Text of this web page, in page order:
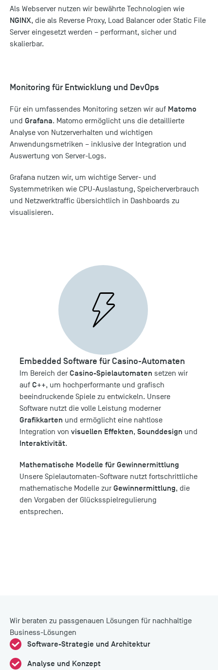
Als Webserver nutzen wir bewährte Technologien wie
NGINX, die als Reverse Proxy, Load Balancer oder Static File
Server eingesetzt werden – performant, sicher und
skalierbar.
Monitoring für Entwicklung und DevOps
Für ein umfassendes Monitoring setzen wir auf Matomo
und Grafana. Matomo ermöglicht uns die detaillierte
Analyse von Nutzerverhalten und wichtigen
Anwendungsmetriken – inklusive der Integration und
Auswertung von Server-Logs.
Grafana nutzen wir, um wichtige Server- und
Systemmetriken wie CPU-Auslastung, Speicherverbrauch
und Netzwerktraffic übersichtlich in Dashboards zu
visualisieren.
Embedded Software für Casino-Automaten
Im Bereich der Casino-Spielautomaten setzen wir
auf C++, um hochperformante und grafisch
beeindruckende Spiele zu entwickeln. Unsere
Software nutzt die volle Leistung moderner
Grafikkarten und ermöglicht eine nahtlose
Integration von visuellen Effekten, Sounddesign und
Interaktivität.
Mathematische Modelle für Gewinnermittlung
Unsere Spielautomaten-Software nutzt fortschrittliche
mathematische Modelle zur Gewinnermittlung, die
den Vorgaben der Glücksspielregulierung
entsprechen.
Wir beraten zu passgenauen Lösungen für nachhaltige
Business-Lösungen
Software-Strategie und Architektur
Analyse und Konzept